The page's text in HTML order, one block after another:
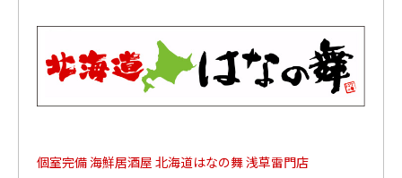
個室完備 海鮮居酒屋 北海道はなの舞 浅草雷門店